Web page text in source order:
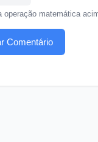
operação matemática
Comentário